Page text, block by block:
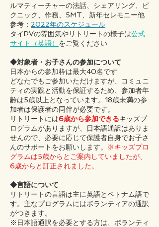
ルマティーチャーの法話、シェアリング、ピ
クニック、作務、5MT、新年セレモニー他
参考： 2022年のスケジュール
タイPVの雰囲気やリトリートの様子は公式
サイト（英語） をご覧ください
◆対象者・お子さんの参加について
日本からの参加枠は最大40名です
どなたでもご参加いただけますが、コミュニ
ティの実践と活動を保証するため、参加者年
齢は5歳以上となっています。18歳未満の参
加者は保護者の同伴が必要です。
リトリートには6歳から参加できるキッズプ
ログラムがありますが、日本語通訳はありま
せんので、必要に応じて保護者自身でお子さ
んのサポートをお願いします。
※キッズプロ
グラムは5歳からとご案内していましたが、
6歳からと訂正されました。
◆言語について
リトリートの言語は主に英語とベトナム語で
す。主なプログラムにはボランティアの通訳
がつきます。
※日本語通訳を必要とする方は、ボランティ